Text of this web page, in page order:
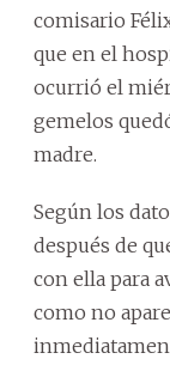
comisario
que en el
ocurrió el
gemelos
madre.
Según los
después de
con ella para
como no